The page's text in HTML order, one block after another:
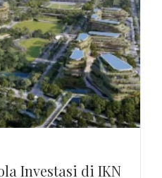
Investasi di IKN